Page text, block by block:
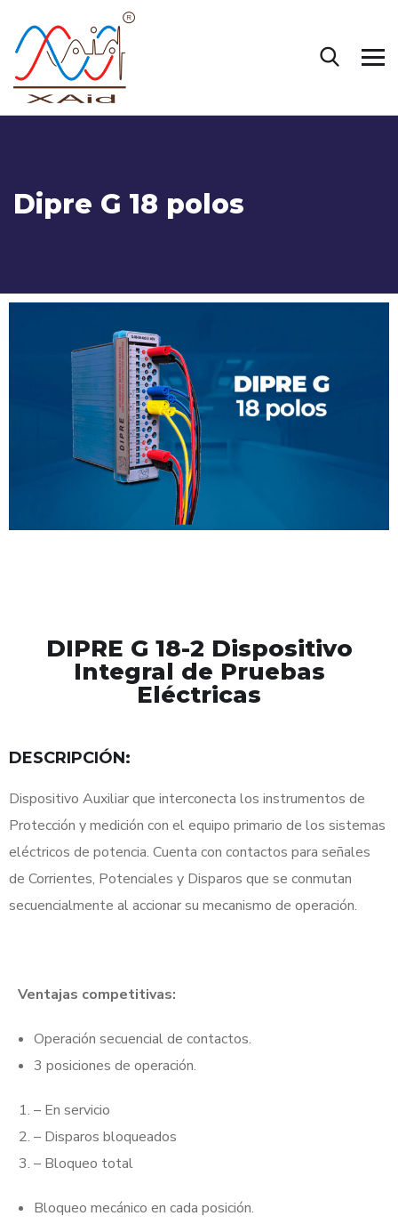
Dipre G 18 polos
DIPRE G 18-2 Dispositivo
Integral de Pruebas
Eléctricas
DESCRIPCIÓN:
Dispositivo Auxiliar que interconecta los instrumentos de
Protección y medición con el equipo primario de los sistemas
eléctricos de potencia. Cuenta con contactos para señales
de Corrientes, Potenciales y Disparos que se conmutan
secuencialmente al accionar su mecanismo de operación.
Ventajas competitivas:
Operación secuencial de contactos.
3 posiciones de operación.
– En servicio
– Disparos bloqueados
– Bloqueo total
Bloqueo mecánico en cada posición.